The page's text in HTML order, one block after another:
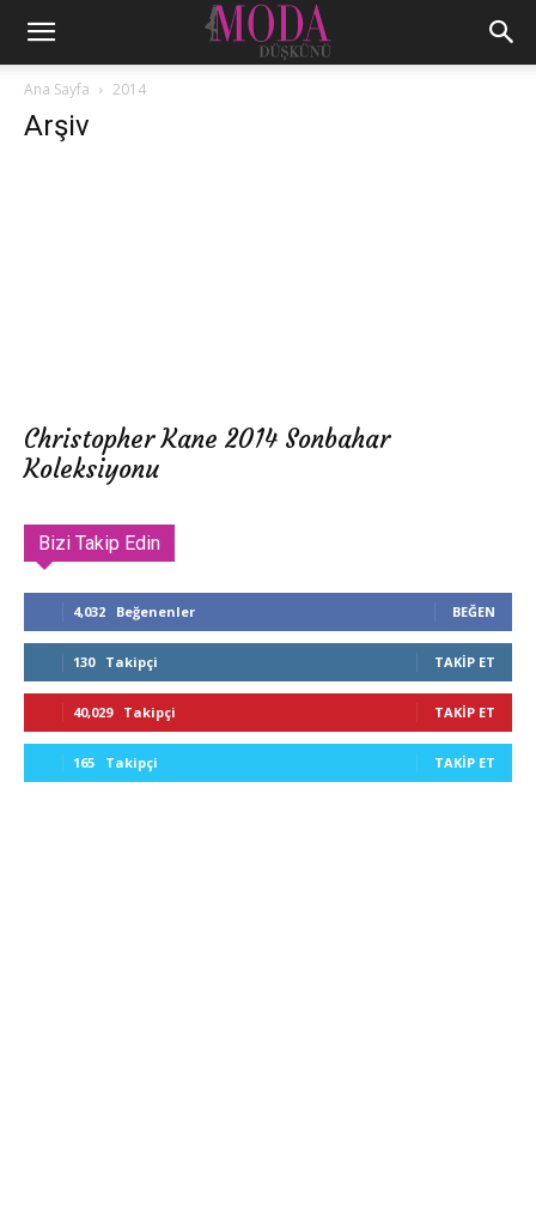
Ana Sayfa 2014
Arşiv
Christopher Kane 2014 Sonbahar
Koleksiyonu
Bizi Takip Edin
4,032 Beğenenler BEĞEN
130 Takipçi TAKIP ET
40,029 Takipçi TAKIP ET
165 Takipçi TAKIP ET